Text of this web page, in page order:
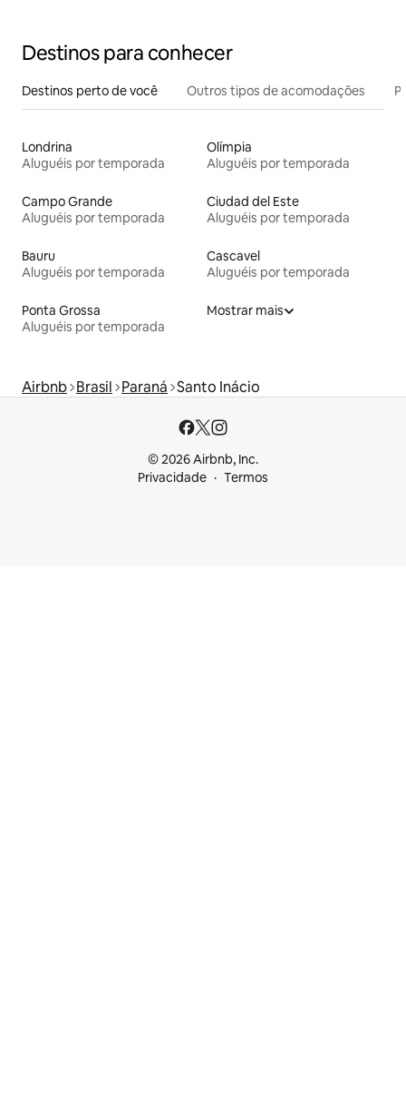
Destinos para conhecer
Destinos perto de você Outros tipos de acomodações
Londrina
Aluguéis por temporada
Olímpia
Aluguéis por temporada
Campo Grande
Aluguéis por temporada
Ciudad del Este
Aluguéis por temporada
Bauru
Aluguéis por temporada
Cascavel
Aluguéis por temporada
Ponta Grossa
Aluguéis por temporada
Mostrar mais
Airbnb Brasil Paraná Santo Inácio
© 2026 Airbnb, Inc.
Privacidade
Termos